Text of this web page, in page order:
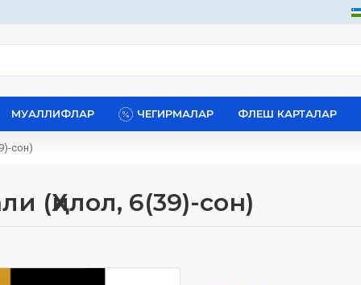
МУАЛЛИФЛАР ЧЕГИРМАЛАР ФЛЕШ КАРТАЛАР
сон)
(Ҳилол, 6(39)-сон)